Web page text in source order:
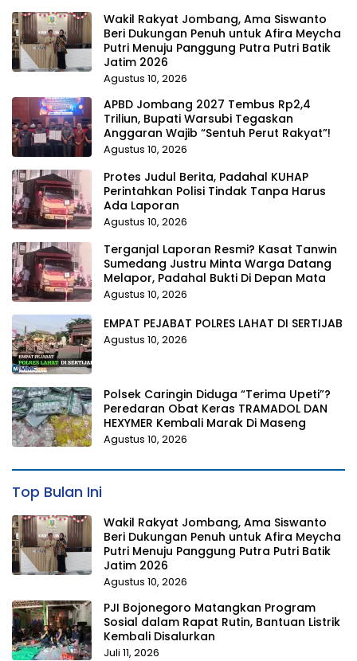
Wakil Rakyat Jombang, Ama Siswanto
Beri Dukungan Penuh untuk Afira Meycha
Putri Menuju Panggung Putra Putri Batik
Jatim 2026
Agustus 10, 2026
APBD Jombang 2027 Tembus Rp2,4
Triliun, Bupati Warsubi Tegaskan
Anggaran Wajib “Sentuh Perut Rakyat”!
Agustus 10, 2026
Protes Judul Berita, Padahal KUHAP
Perintahkan Polisi Tindak Tanpa Harus
Ada Laporan
Agustus 10, 2026
Terganjal Laporan Resmi? Kasat Tanwin
Sumedang Justru Minta Warga Datang
Melapor, Padahal Bukti Di Depan Mata
Agustus 10, 2026
EMPAT PEJABAT POLRES LAHAT DI SERTIJAB
Agustus 10, 2026
Polsek Caringin Diduga “Terima Upeti”?
Peredaran Obat Keras TRAMADOL DAN
HEXYMER Kembali Marak Di Maseng
Agustus 10, 2026
Top Bulan Ini
Wakil Rakyat Jombang, Ama Siswanto
Beri Dukungan Penuh untuk Afira Meycha
Putri Menuju Panggung Putra Putri Batik
Jatim 2026
Agustus 10, 2026
PJI Bojonegoro Matangkan Program
Sosial dalam Rapat Rutin, Bantuan Listrik
Kembali Disalurkan
Juli 11, 2026